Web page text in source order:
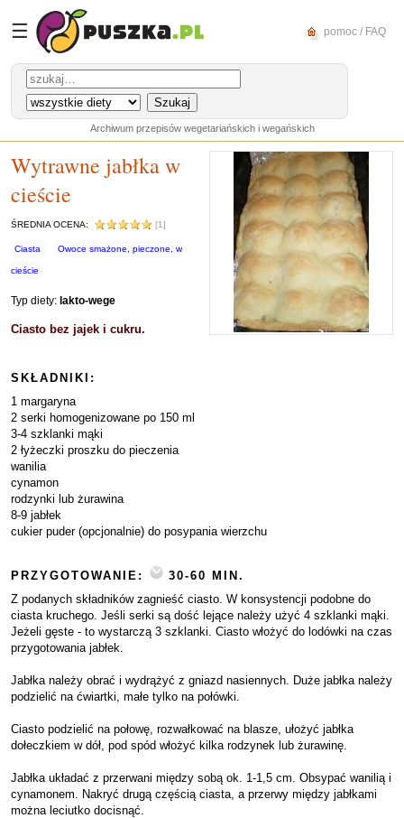
☰ pomoc / FAQ
Archiwum przepisów wegetariańskich i wegańskich
Wytrawne jabłka w
cieście
ŚREDNIA OCENA: [1]
Ciasta Owoce smażone, pieczone, w
cieście
Typ diety: lakto-wege
Ciasto bez jajek i cukru.
SKŁADNIKI:
1 margaryna
2 serki homogenizowane po 150 ml
3-4 szklanki mąki
2 łyżeczki proszku do pieczenia
wanilia
cynamon
rodzynki lub żurawina
8-9 jabłek
cukier puder (opcjonalnie) do posypania wierzchu
PRZYGOTOWANIE:
30-60 MIN.
Z podanych składników zagnieść ciasto. W konsystencji podobne do
ciasta kruchego. Jeśli serki są dość lejące należy użyć 4 szklanki mąki.
Jeżeli gęste - to wystarczą 3 szklanki. Ciasto włożyć do lodówki na czas
przygotowania jabłek.
Jabłka należy obrać i wydrążyć z gniazd nasiennych. Duże jabłka należy
podzielić na ćwiartki, małe tylko na połówki.
Ciasto podzielić na połowę, rozwałkować na blasze, ułożyć jabłka
dołeczkiem w dół, pod spód włożyć kilka rodzynek lub żurawinę.
Jabłka układać z przerwani między sobą ok. 1-1,5 cm. Obsypać wanilią i
cynamonem. Nakryć drugą częścią ciasta, a przerwy między jabłkami
można leciutko docisnąć.